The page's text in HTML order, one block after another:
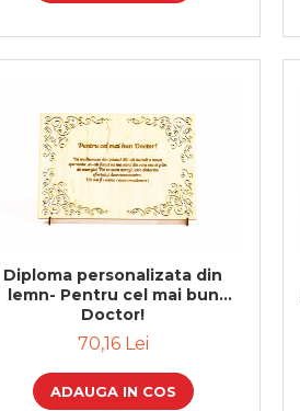
Diploma personalizata din
lemn- Pentru cel mai bun
Doctor!
70,16 Lei
ADAUGA IN COS